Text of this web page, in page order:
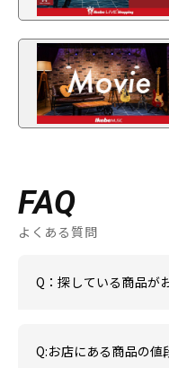
FAQ
よくある質問
Q：探している商品が
Q:お店にある商品の値